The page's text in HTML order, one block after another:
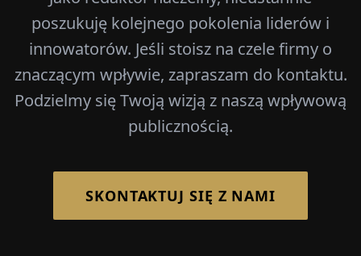
poszukuję kolejnego pokolenia liderów i
innowatorów. Jeśli stoisz na czele firmy o
znaczącym wpływie, zapraszam do kontaktu.
Podzielmy się Twoją wizją z naszą wpływową
publicznością.
SKONTAKTUJ SIĘ Z NAMI